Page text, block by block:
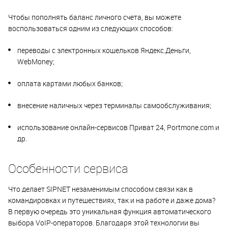
Чтобы пополнять баланс личного счета, вы можете
воспользоваться одним из следующих способов:
переводы с электронных кошельков Яндекс.Деньги,
WebMoney;
оплата картами любых банков;
внесение наличных через терминалы самообслуживания;
использование онлайн-сервисов Приват 24, Portmone.com и
др.
Особенности сервиса
Что делает SIPNET незаменимым способом связи как в
командировках и путешествиях, так и на работе и даже дома?
В первую очередь это уникальная функция автоматического
выбора VoIP-операторов. Благодаря этой технологии вы